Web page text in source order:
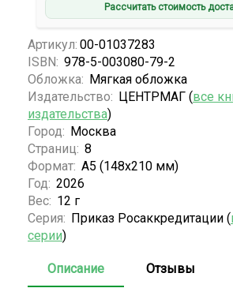
Рассчитать стоимость
Артикул: 00-01037283
ISBN: 978-5-003080-79-2
Обложка: Мягкая обложка
Издательство: ЦЕНТРМАГ (все
издательства)
Город: Москва
Страниц: 8
Формат: А5 (148x210 мм)
Год: 2026
Вес: 12 г
Серия: Приказ Росаккредитации (
серии)
Описание Отзывы